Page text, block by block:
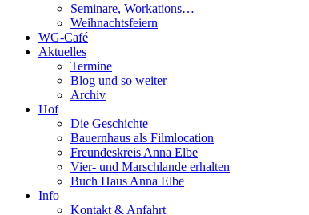
Seminare, Workations…
Weihnachtsfeiern
WG-Café
Aktuelles
Termine
Blog und so weiter
Archiv
Hof
Die Geschichte
Bauernhaus als Filmlocation
Freundeskreis Anna Elbe
Vier- und Marschlande erhalten
Buch Haus Anna Elbe
Info
Kontakt & Anfahrt